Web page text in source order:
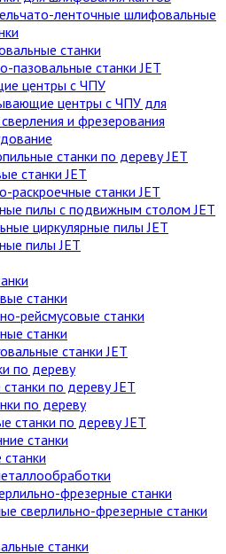
ленточные шлифовальные
станки
пазовальные станки JET
центры с ЧПУ
центры с ЧПУ для
сверления и фрезерования
станки по дереву JET
станки JET
раскроечные станки JET
пилы c подвижным столом JET
циркулярные пилы JET
пилы JET
станки
рейсмусовые станки
станки
станки JET
по дереву
по дереву JET
по дереву
станки по дереву JET
станки
фрезерные станки
сверлильно-фрезерные станки
станки